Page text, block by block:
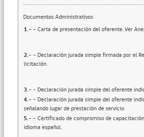
Documentos Administrativos
1.- - Carta de presentación del oferente. Ver
2.- - Declaración jurada simple firmada por el
licitación.
3.- - Declaración jurada simple del oferente
4.- - Declaración jurada simple del oferente
señalando lugar de prestación de servicio
5.- - Certificado de compromiso de
idioma español.